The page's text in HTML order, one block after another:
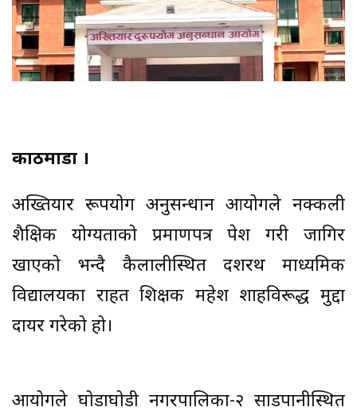
काठमाडौं ।
अख्तियार दुरूपयोग अनुसन्धान आयोगले नक्कली
शैक्षिक योग्यताको प्रमाणपत्र पेश गरी जागिर
खाएको भन्दै कैलालीस्थित दशरथ माध्यमिक
विद्यालयका राहत शिक्षक महेश शाहविरूद्ध मुद्दा
दायर गरेको हो।
आयोगले घोडाघोडी नगरपालिका-२ साडपानीस्थित